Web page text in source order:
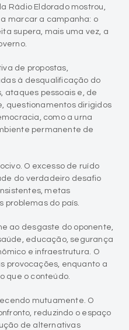
Rádio Eldorado mostrou,
marcar a campanha: o
supera, mais uma vez, a
de propostas,
à desqualificação do
ataques pessoais e, de
questionamentos dirigidos
como a urna
permanente de
O excesso de ruído
do verdadeiro desafio
metas
problemas do país.
ao desgaste do oponente,
educação, segurança
e infraestrutura. O
provocações, enquanto a
que o conteúdo.
mutuamente. O
reduzindo o espaço
de alternativas